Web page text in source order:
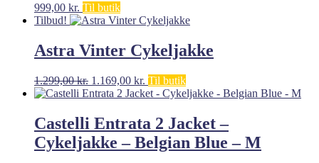
999,00 kr. Til butik
Tilbud!
Astra Vinter Cykeljakke
1.299,00kr. Den
oprindelige
var:
1.299,00 kr..
1.169,00 kr. Den
aktuelle
1.169,00 kr..
Til butik
Castelli Entrata 2 Jacket –
Cykeljakke – Belgian Blue – M